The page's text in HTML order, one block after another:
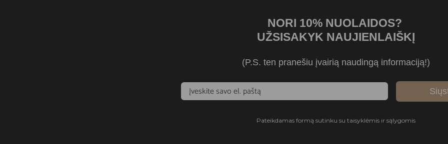
NORI 10% NUOLAIDOS?
UŽSISAKYK NAUJIENLAIŠKĮ
(P.S. ten pranešiu įvairią naudingą informaciją!)
Pateikdamas formą sutinku su taisyklėmis ir sąlygomis